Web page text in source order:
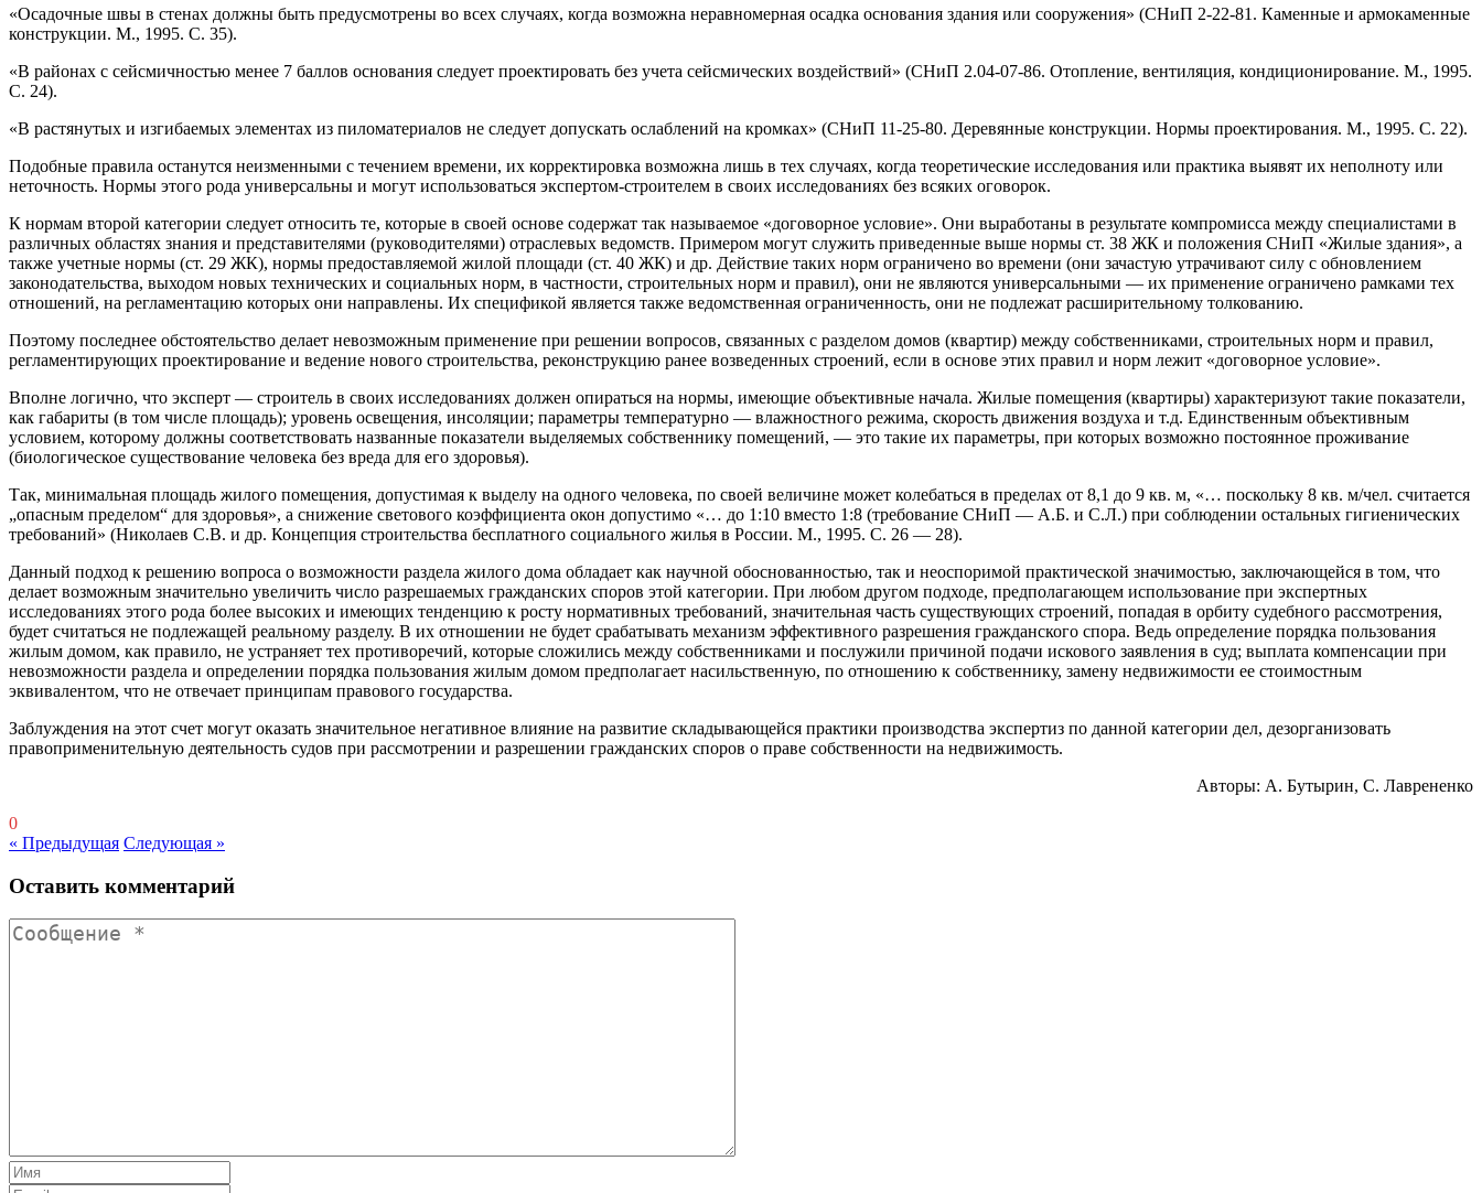
«Осадочные швы в стенах должны быть предусмотрены во всех случаях, когда возможна неравномерная осадка основания здания или сооружения» (СНиП 2-22-81. Каменные и армокаменные
конструкции. М., 1995. С. 35).
«В районах с сейсмичностью менее 7 баллов основания следует проектировать без учета сейсмических воздействий» (СНиП 2.04-07-86. Отопление, вентиляция, кондиционирование. М., 1995.
С. 24).
«В растянутых и изгибаемых элементах из пиломатериалов не следует допускать ослаблений на кромках» (СНиП 11-25-80. Деревянные конструкции. Нормы проектирования. М., 1995. С. 22).
Подобные правила останутся неизменными с течением времени, их корректировка возможна лишь в тех случаях, когда теоретические исследования или практика выявят их неполноту или
неточность. Нормы этого рода универсальны и могут использоваться экспертом-строителем в своих исследованиях без всяких оговорок.
К нормам второй категории следует относить те, которые в своей основе содержат так называемое «договорное условие». Они выработаны в результате компромисса между специалистами в
различных областях знания и представителями (руководителями) отраслевых ведомств. Примером могут служить приведенные выше нормы ст. 38 ЖК и положения СНиП «Жилые здания», а
также учетные нормы (ст. 29 ЖК), нормы предоставляемой жилой площади (ст. 40 ЖК) и др. Действие таких норм ограничено во времени (они зачастую утрачивают силу с обновлением
законодательства, выходом новых технических и социальных норм, в частности, строительных норм и правил), они не являются универсальными — их применение ограничено рамками тех
отношений, на регламентацию которых они направлены. Их спецификой является также ведомственная ограниченность, они не подлежат расширительному толкованию.
Поэтому последнее обстоятельство делает невозможным применение при решении вопросов, связанных с разделом домов (квартир) между собственниками, строительных норм и правил,
регламентирующих проектирование и ведение нового строительства, реконструкцию ранее возведенных строений, если в основе этих правил и норм лежит «договорное условие».
Вполне логично, что эксперт — строитель в своих исследованиях должен опираться на нормы, имеющие объективные начала. Жилые помещения (квартиры) характеризуют такие показатели,
как габариты (в том числе площадь); уровень освещения, инсоляции; параметры температурно — влажностного режима, скорость движения воздуха и т.д. Единственным объективным
условием, которому должны соответствовать названные показатели выделяемых собственнику помещений, — это такие их параметры, при которых возможно постоянное проживание
(биологическое существование человека без вреда для его здоровья).
Так, минимальная площадь жилого помещения, допустимая к выделу на одного человека, по своей величине может колебаться в пределах от 8,1 до 9 кв. м, «… поскольку 8 кв. м/чел. считается
„опасным пределом“ для здоровья», а снижение светового коэффициента окон допустимо «… до 1:10 вместо 1:8 (требование СНиП — А.Б. и С.Л.) при соблюдении остальных гигиенических
требований» (Николаев С.В. и др. Концепция строительства бесплатного социального жилья в России. М., 1995. С. 26 — 28).
Данный подход к решению вопроса о возможности раздела жилого дома обладает как научной обоснованностью, так и неоспоримой практической значимостью, заключающейся в том, что
делает возможным значительно увеличить число разрешаемых гражданских споров этой категории. При любом другом подходе, предполагающем использование при экспертных
исследованиях этого рода более высоких и имеющих тенденцию к росту нормативных требований, значительная часть существующих строений, попадая в орбиту судебного рассмотрения,
будет считаться не подлежащей реальному разделу. В их отношении не будет срабатывать механизм эффективного разрешения гражданского спора. Ведь определение порядка пользования
жилым домом, как правило, не устраняет тех противоречий, которые сложились между собственниками и послужили причиной подачи искового заявления в суд; выплата компенсации при
невозможности раздела и определении порядка пользования жилым домом предполагает насильственную, по отношению к собственнику, замену недвижимости ее стоимостным
эквивалентом, что не отвечает принципам правового государства.
Заблуждения на этот счет могут оказать значительное негативное влияние на развитие складывающейся практики производства экспертиз по данной категории дел, дезорганизовать
правоприменительную деятельность судов при рассмотрении и разрешении гражданских споров о праве собственности на недвижимость.
Авторы: А. Бутырин, С. Лаврененко
0
« Предыдущая Следующая »
Оставить комментарий